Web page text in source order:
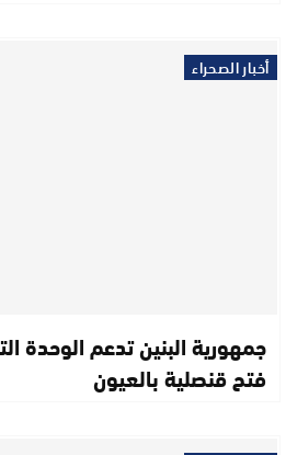
أخبار الصحراء
جمهورية البنين تدعم الوحدة
فتح قنصلية بالعيون